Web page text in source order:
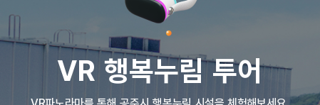
VR 행복누림 투어